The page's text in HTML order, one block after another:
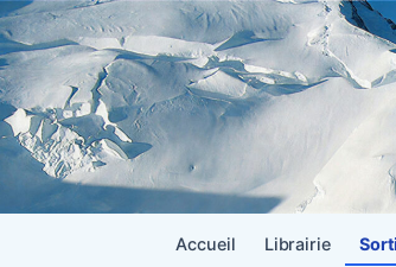
Accueil Librairie